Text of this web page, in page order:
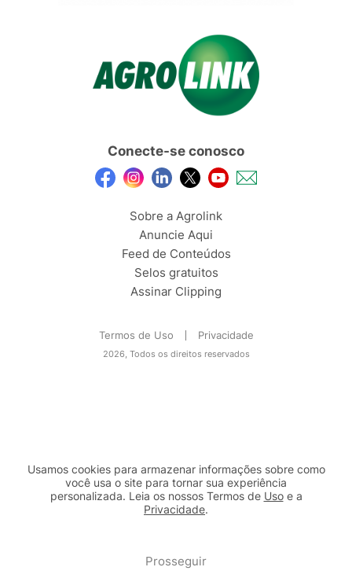
Conecte-se conosco
Sobre a Agrolink
Anuncie Aqui
Feed de Conteúdos
Selos gratuitos
Assinar Clipping
Termos de Uso Privacidade
2026, Todos os direitos reservados
Usamos cookies para armazenar informações sobre como
você usa o site para tornar sua experiência
personalizada. Leia os nossos Termos de Usoe a
Privacidade.
Prosseguir